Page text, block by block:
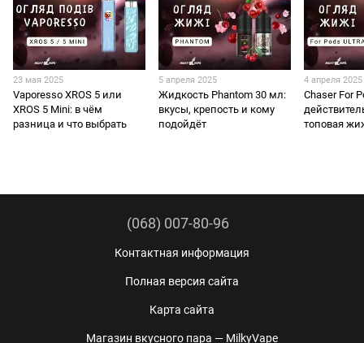
23 мая 2025
Vaporesso XROS 5 или
XROS 5 Mini: в чём
разница и что выбрать
5 апреля 2025
Жидкость Phantom 30 мл:
вкусы, крепость и кому
подойдёт
4 апреля 2025
Chaser For
топовая
(068) 007-80-96
Контактная информация
Полная версия сайта
Карта сайта
Магазин вкусного пара — MilkyVape